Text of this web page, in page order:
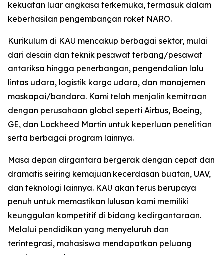
kekuatan luar angkasa terkemuka, termasuk dalam
keberhasilan pengembangan roket NARO.
Kurikulum di KAU mencakup berbagai sektor, mulai
dari desain dan teknik pesawat terbang/pesawat
antariksa hingga penerbangan, pengendalian lalu
lintas udara, logistik kargo udara, dan manajemen
maskapai/bandara. Kami telah menjalin kemitraan
dengan perusahaan global seperti Airbus, Boeing,
GE, dan Lockheed Martin untuk keperluan penelitian
serta berbagai program lainnya.
Masa depan dirgantara bergerak dengan cepat dan
dramatis seiring kemajuan kecerdasan buatan, UAV,
dan teknologi lainnya. KAU akan terus berupaya
penuh untuk memastikan lulusan kami memiliki
keunggulan kompetitif di bidang kedirgantaraan.
Melalui pendidikan yang menyeluruh dan
terintegrasi, mahasiswa mendapatkan peluang